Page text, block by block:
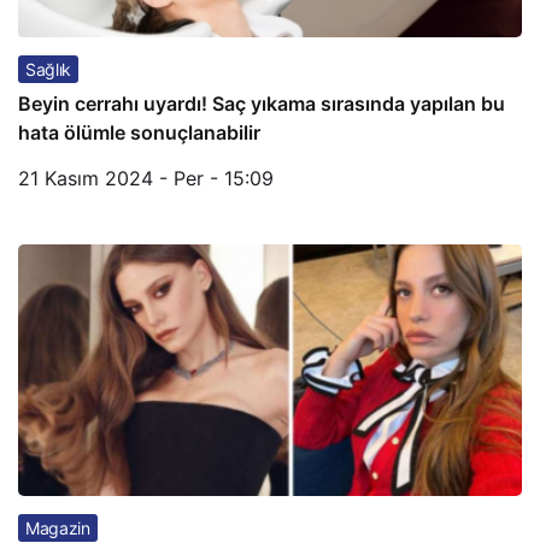
Sağlık
Beyin cerrahı uyardı! Saç yıkama sırasında yapılan bu
hata ölümle sonuçlanabilir
21 Kasım 2024 - Per - 15:09
Magazin